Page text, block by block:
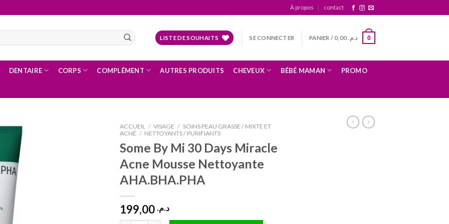
À propos contact
LISTE DE SOUHAITS SE CONNECTER PANIER / د.م. 0
DENTAIRE CORPS COMPLÉMENT AUTRES PRODUITS CHEVEUX BÉBÉ MAMAN PROMO
ACCUEIL / VISAGE / SOINS PEAU GRASSE / MIXTE ET
ACNÉ / NETTOYANTS / PURIFIANTS
Some By Mi 30 Days Miracle
Acne Mousse Nettoyante
AHA.BHA.PHA
د.م.